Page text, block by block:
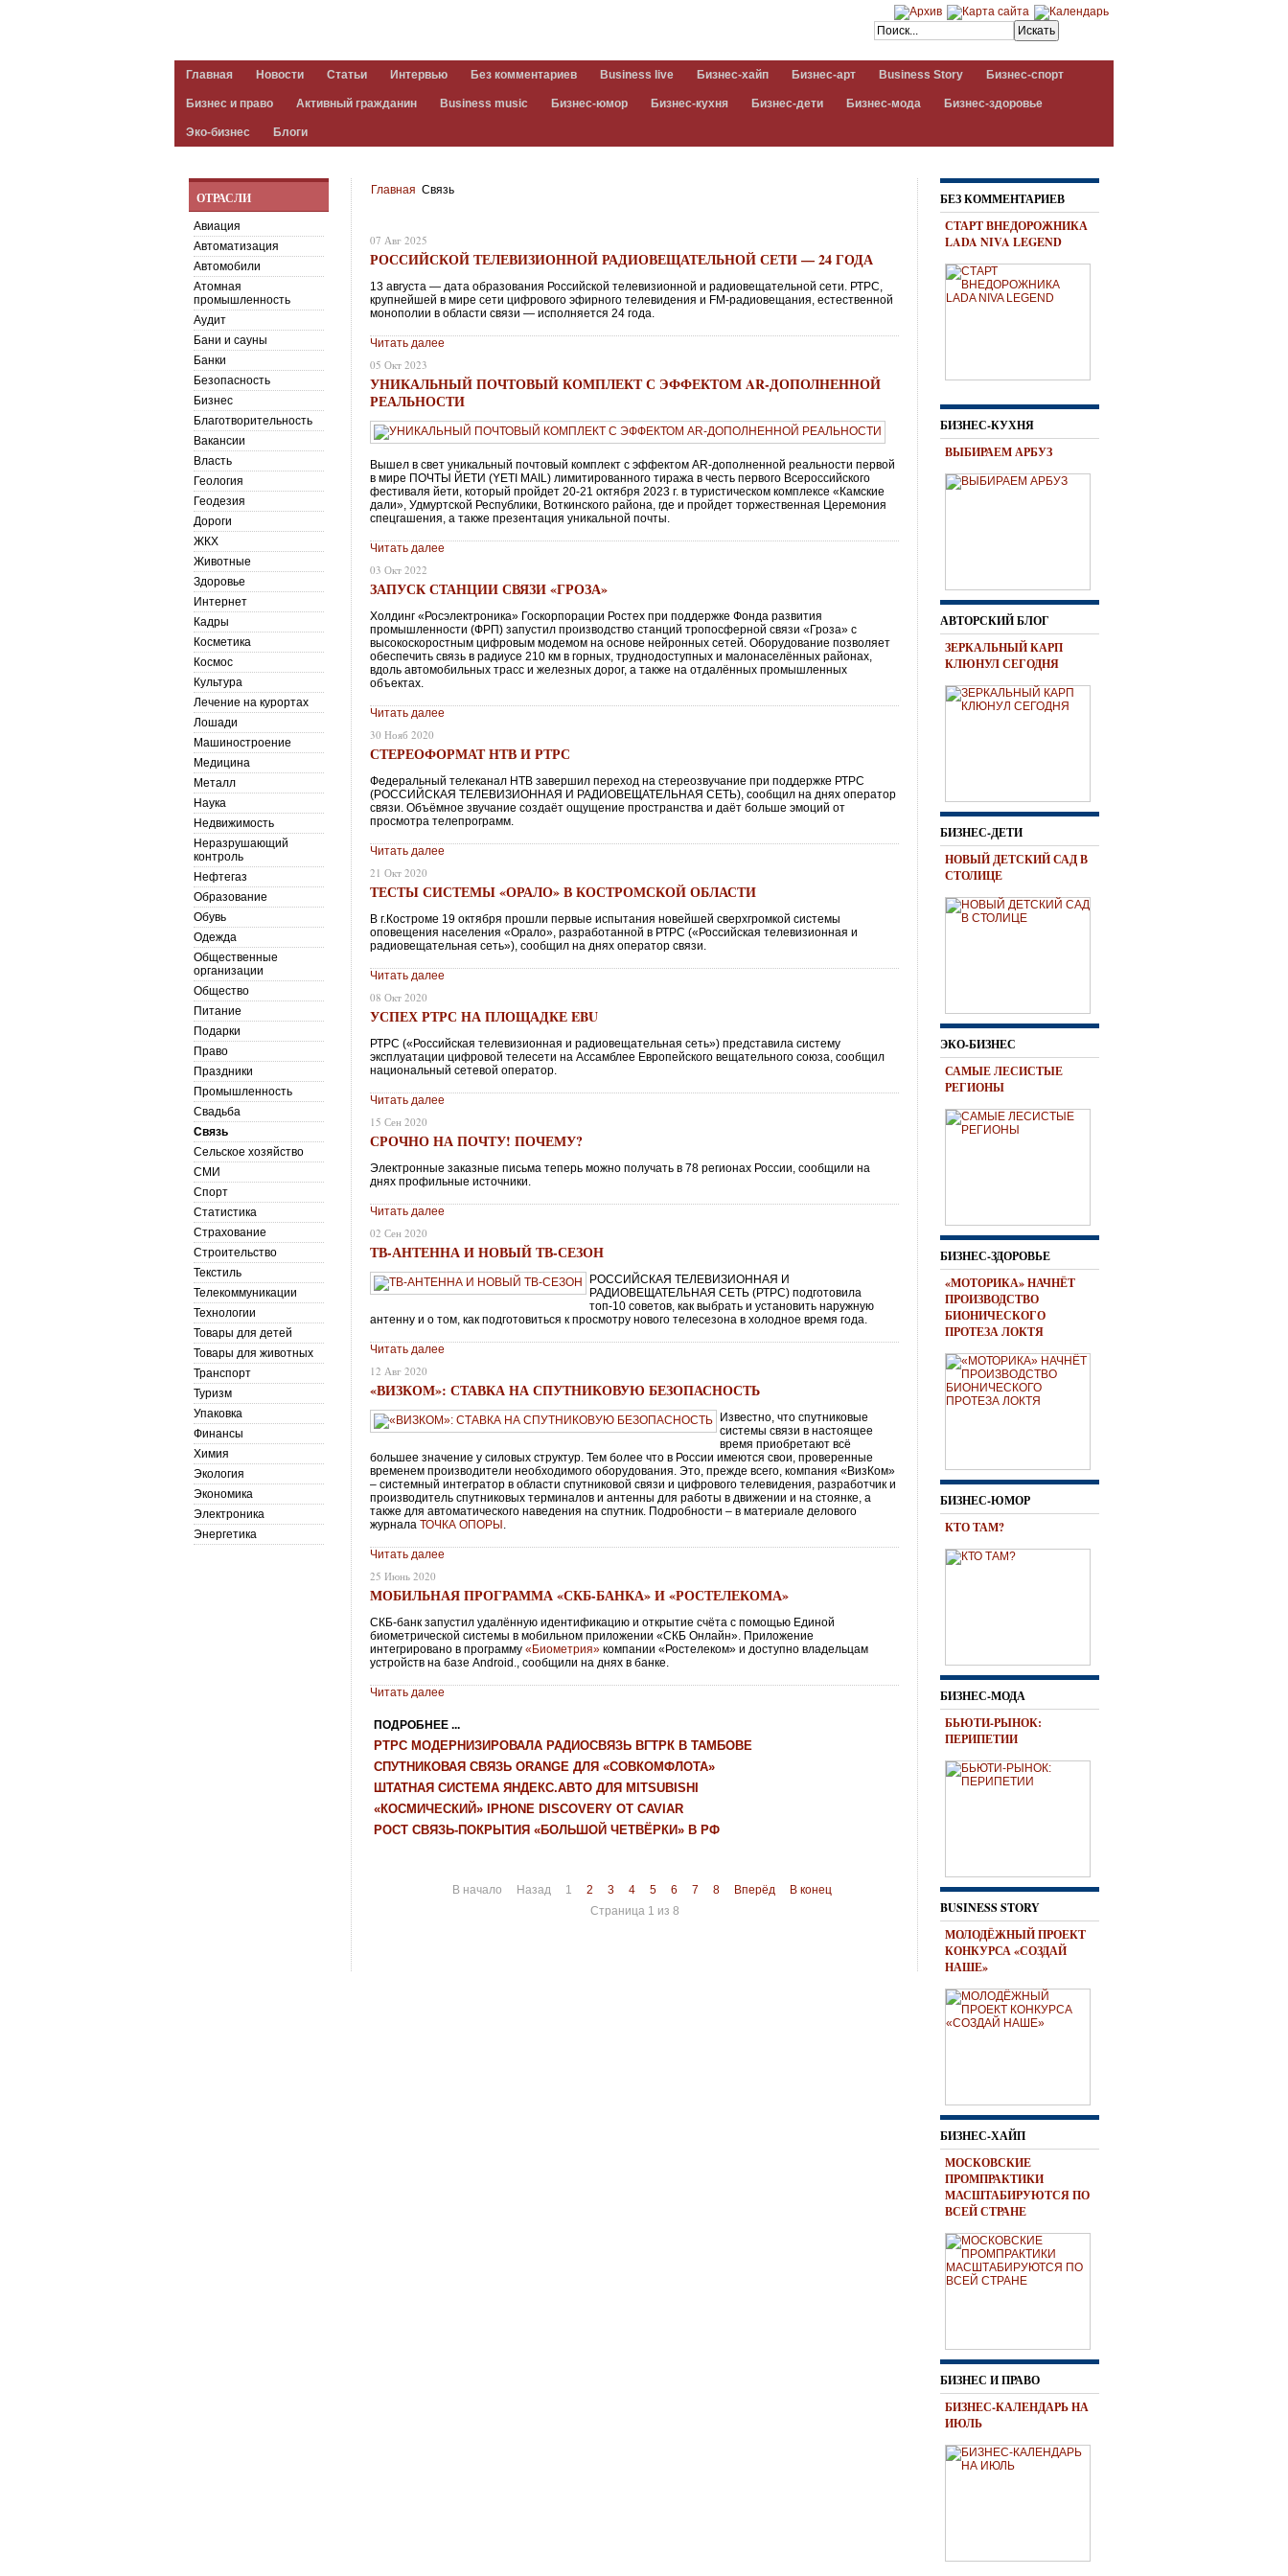
Главная Новости Статьи Интервью Без комментариев Business live Бизнес-хайп Бизнес-арт Business Story Бизнес-спорт
Бизнес и право Активный гражданин Business music Бизнес-юмор Бизнес-кухня Бизнес-дети Бизнес-мода Бизнес-здоровье
Эко-бизнес Блоги
Главная Связь
07 Авг 2025
РОССИЙСКОЙ ТЕЛЕВИЗИОННОЙ РАДИОВЕЩАТЕЛЬНОЙ СЕТИ — 24 ГОДА
13 августа — дата образования Российской телевизионной и радиовещательной сети. РТРС,
крупнейшей в мире сети цифрового эфирного телевидения и FM-радиовещания, естественной
монополии в области связи — исполняется 24 года.
Читать далее
05 Окт 2023
УНИКАЛЬНЫЙ ПОЧТОВЫЙ КОМПЛЕКТ С ЭФФЕКТОМ AR-ДОПОЛНЕННОЙ
РЕАЛЬНОСТИ
Вышел в свет уникальный почтовый комплект с эффектом AR-дополненной реальности первой
в мире ПОЧТЫ ЙЕТИ (YETI MAIL) лимитированного тиража в честь первого Всероссийского
фестиваля йети, который пройдет 20-21 октября 2023 г. в туристическом комплексе «Камские
дали», Удмуртской Республики, Воткинского района, где и пройдет торжественная Церемония
спецгашения, а также презентация уникальной почты.
Читать далее
03 Окт 2022
ЗАПУСК СТАНЦИИ СВЯЗИ «ГРОЗА»
Холдинг «Росэлектроника» Госкорпорации Ростех при поддержке Фонда развития
промышленности (ФРП) запустил производство станций тропосферной связи «Гроза» с
высокоскоростным цифровым модемом на основе нейронных сетей. Оборудование позволяет
обеспечить связь в радиусе 210 км в горных, труднодоступных и малонаселённых районах,
вдоль автомобильных трасс и железных дорог, а также на отдалённых промышленных
объектах.
Читать далее
30 Нояб 2020
СТЕРЕОФОРМАТ НТВ И РТРС
Федеральный телеканал НТВ завершил переход на стереозвучание при поддержке РТРС
(РОССИЙСКАЯ ТЕЛЕВИЗИОННАЯ И РАДИОВЕЩАТЕЛЬНАЯ СЕТЬ), сообщил на днях оператор
связи. Объёмное звучание создаёт ощущение пространства и даёт больше эмоций от
просмотра телепрограмм.
Читать далее
21 Окт 2020
ТЕСТЫ СИСТЕМЫ «ОРАЛО» В КОСТРОМСКОЙ ОБЛАСТИ
В г.Костроме 19 октября прошли первые испытания новейшей сверхгромкой системы
оповещения населения «Орало», разработанной в РТРС («Российская телевизионная и
радиовещательная сеть»), сообщил на днях оператор связи.
Читать далее
08 Окт 2020
УСПЕХ РТРС НА ПЛОЩАДКЕ EBU
РТРС («Российская телевизионная и радиовещательная сеть») представила систему
эксплуатации цифровой телесети на Ассамблее Европейского вещательного союза, сообщил
национальный сетевой оператор.
Читать далее
15 Сен 2020
СРОЧНО НА ПОЧТУ! ПОЧЕМУ?
Электронные заказные письма теперь можно получать в 78 регионах России, сообщили на
днях профильные источники.
Читать далее
02 Сен 2020
ТВ-АНТЕННА И НОВЫЙ ТВ-СЕЗОН
РОССИЙСКАЯ ТЕЛЕВИЗИОННАЯ И
РАДИОВЕЩАТЕЛЬНАЯ СЕТЬ (РТРС) подготовила
топ-10 советов, как выбрать и установить наружную
антенну и о том, как подготовиться к просмотру нового телесезона в холодное время года.
Читать далее
12 Авг 2020
«ВИЗКОМ»: СТАВКА НА СПУТНИКОВУЮ БЕЗОПАСНОСТЬ
Известно, что спутниковые
системы связи в настоящее
время приобретают всё
большее значение у силовых структур. Тем более что в России имеются свои, проверенные
временем производители необходимого оборудования. Это, прежде всего, компания «ВизКом»
– системный интегратор в области спутниковой связи и цифрового телевидения, разработчик и
производитель спутниковых терминалов и антенны для работы в движении и на стоянке, а
также для автоматического наведения на спутник. Подробности – в материале делового
журналаТОЧКА ОПОРЫ .
Читать далее
25 Июнь 2020
МОБИЛЬНАЯ ПРОГРАММА «СКБ-БАНКА» И «РОСТЕЛЕКОМА»
СКБ-банк запустил удалённую идентификацию и открытие счёта с помощью Единой
биометрической системы в мобильном приложении «СКБ Онлайн». Приложение
интегрировано в программу«Биометрия» компании «Ростелеком» и доступно владельцам
устройств на базе Android., сообщили на днях в банке.
Читать далее
ПОДРОБНЕЕ ...
РТРС МОДЕРНИЗИРОВАЛА РАДИОСВЯЗЬ ВГТРК В ТАМБОВЕ
СПУТНИКОВАЯ СВЯЗЬ ORANGE ДЛЯ «СОВКОМФЛОТА»
ШТАТНАЯ СИСТЕМА ЯНДЕКС.АВТО ДЛЯ MITSUBISHI
«КОСМИЧЕСКИЙ» IPHONE DISCOVERY ОТ CAVIAR
РОСТ СВЯЗЬ-ПОКРЫТИЯ «БОЛЬШОЙ ЧЕТВЁРКИ» В РФ
В начало Назад 1 2 3 4 5 6 7 8 Вперёд
В конец
Страница 1 из 8
ОТРАСЛИ
Авиация
Автоматизация
Автомобили
Атомная
промышленность
Аудит
Бани и сауны
Банки
Безопасность
Бизнес
Благотворительность
Вакансии
Власть
Геология
Геодезия
Дороги
ЖКХ
Животные
Здоровье
Интернет
Кадры
Косметика
Космос
Культура
Лечение на курортах
Лошади
Машиностроение
Медицина
Металл
Наука
Недвижимость
Неразрушающий
контроль
Нефтегаз
Образование
Обувь
Одежда
Общественные
организации
Общество
Питание
Подарки
Право
Праздники
Промышленность
Свадьба
Связь
Сельское хозяйство
СМИ
Спорт
Статистика
Страхование
Строительство
Текстиль
Телекоммуникации
Технологии
Товары для детей
Товары для животных
Транспорт
Туризм
Упаковка
Финансы
Химия
Экология
Экономика
Электроника
Энергетика
БЕЗ КОММЕНТАРИЕВ
СТАРТ ВНЕДОРОЖНИКА
LADA NIVA LEGEND
БИЗНЕС-КУХНЯ
ВЫБИРАЕМ АРБУЗ
АВТОРСКИЙ БЛОГ
ЗЕРКАЛЬНЫЙ КАРП
КЛЮНУЛ СЕГОДНЯ
БИЗНЕС-ДЕТИ
НОВЫЙ ДЕТСКИЙ САД В
СТОЛИЦЕ
ЭКО-БИЗНЕС
САМЫЕ ЛЕСИСТЫЕ
РЕГИОНЫ
БИЗНЕС-ЗДОРОВЬЕ
«МОТОРИКА» НАЧНЁТ
ПРОИЗВОДСТВО
БИОНИЧЕСКОГО
ПРОТЕЗА ЛОКТЯ
БИЗНЕС-ЮМОР
КТО ТАМ?
БИЗНЕС-МОДА
БЬЮТИ-РЫНОК:
ПЕРИПЕТИИ
BUSINESS STORY
МОЛОДЁЖНЫЙ ПРОЕКТ
КОНКУРСА «СОЗДАЙ
НАШЕ»
БИЗНЕС-ХАЙП
МОСКОВСКИЕ
ПРОМПРАКТИКИ
МАСШТАБИРУЮТСЯ ПО
ВСЕЙ СТРАНЕ
БИЗНЕС И ПРАВО
БИЗНЕС-КАЛЕНДАРЬ НА
ИЮЛЬ